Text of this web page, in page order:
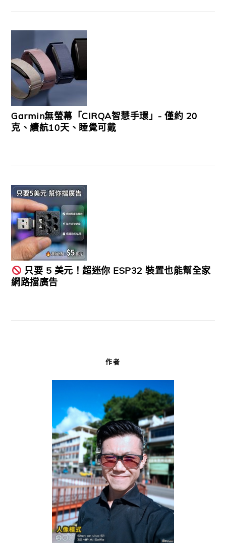
Garmin無螢幕「CIRQA智慧手環」- 僅約 20
克、續航10天、睡覺可戴
只要 5 美元！超迷你 ESP32 裝置也能幫全家
網路擋廣告
作者